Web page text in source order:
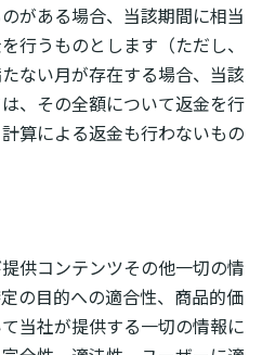
がある場合、当該期間に相当
行うものとします（ただし、
ない月が存在する場合、当該
、その全額について返金を行
算による返金も行わないもの
供コンテンツその他一切の情
の目的への適合性、商品的価
当社が提供する一切の情報に